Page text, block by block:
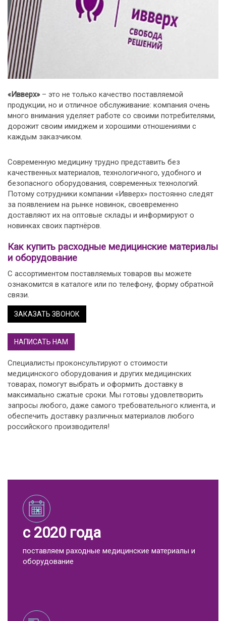
«Ивверх»– это не только качество поставляемой
продукции, но и отличное обслуживание: компания очень
много внимания уделяет работе со своими потребителями,
дорожит своим имиджем и хорошими отношениями с
каждым заказчиком.
Современную медицину трудно представить без
качественных материалов, технологичного, удобного и
безопасного оборудования, современных технологий.
Потому сотрудники компании «Ивверх» постоянно следят
за появлением на рынке новинок, своевременно
доставляют их на оптовые склады и информируют о
новинках своих партнёров.
Как купить расходные медицинские материалы
и оборудование
С ассортиментом поставляемых товаров вы можете
ознакомится в каталоге или по телефону, форму обратной
связи.
ЗАКАЗАТЬ ЗВОНОК
НАПИСАТЬ НАМ
Специалисты проконсультируют о стоимости
медицинского оборудования и других медицинских
товарах, помогут выбрать и оформить доставку в
максимально сжатые сроки. Мы готовы удовлетворить
запросы любого, даже самого требовательного клиента, и
обеспечить доставку различных материалов любого
российского производителя!
с 2020 года
поставляем раходные медицинские материалы и
оборудование